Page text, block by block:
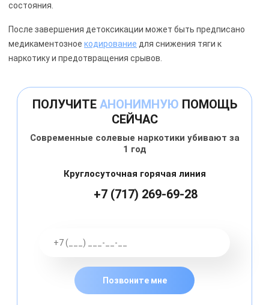
состояния.
После завершения детоксикации может быть предписано
медикаментозное кодирование для снижения тяги к
наркотику и предотвращения срывов.
ПОЛУЧИТЕ АНОНИМНУЮ ПОМОЩЬ
СЕЙЧАС
Современные солевые наркотики убивают за
1 год
Круглосуточная горячая линия
+7 (717) 269-69-28
Позвоните мне